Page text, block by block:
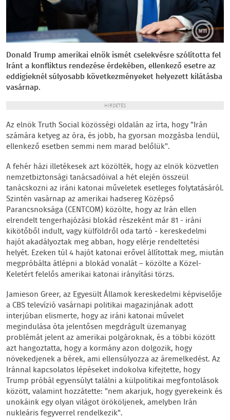
Donald Trump amerikai elnök ismét cselekvésre szólította fel
Iránt a konfliktus rendezése érdekében, ellenkező esetre az
eddigieknél súlyosabb következményeket helyezett kilátásba
vasárnap.
HIRDETÉS
Az elnök Truth Social közösségi oldalán az írta, hogy "Irán
számára ketyeg az óra, és jobb, ha gyorsan mozgásba lendül,
ellenkező esetben semmi nem marad belőlük".
A fehér házi illetékesek azt közölték, hogy az elnök közvetlen
nemzetbiztonsági tanácsadóival a hét elején összeül
tanácskozni az iráni katonai műveletek esetleges folytatásáról.
Szintén vasárnap az amerikai hadsereg Középső
Parancsnoksága (CENTCOM) közölte, hogy az Irán ellen
elrendelt tengerhajózási blokád részeként már 81 - iráni
kikötőből indult, vagy külföldről oda tartó - kereskedelmi
hajót akadályoztak meg abban, hogy elérje rendeltetési
helyét. Ezeken túl 4 hajót katonai erővel állítottak meg, miután
megpróbálta átlépni a blokád vonalát – közölte a Közel-
Keletért felelős amerikai katonai irányítási törzs.
Jamieson Greer, az Egyesült Államok kereskedelmi képviselője
a CBS televízió vasárnapi politikai magazinjának adott
interjúban elismerte, hogy az iráni katonai művelet
megindulása óta jelentősen megdrágult üzemanyag
problémát jelent az amerikai polgároknak, és a többi között
azt hangoztatta, hogy a kormány azon dolgozik, hogy
növekedjenek a bérek, ami ellensúlyozza az áremelkedést. Az
Iránnal kapcsolatos lépéseket indokolva kifejtette, hogy
Trump próbál egyensúlyt találni a külpolitikai megfontolások
között, valamint hozzátette: "nem akarjuk, hogy gyerekeink és
unokáink egy olyan világot örököljenek, amelyben Irán
nukleáris fegyverrel rendelkezik".